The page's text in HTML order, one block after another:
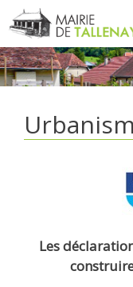
Aller
au
contenu
Les